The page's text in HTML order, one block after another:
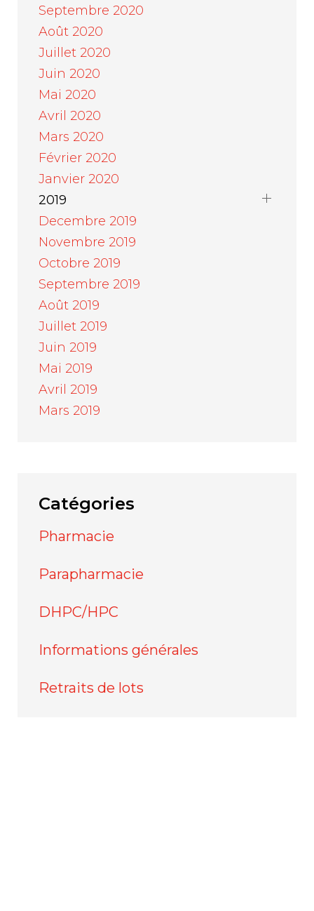
Septembre 2020
Août 2020
Juillet 2020
Juin 2020
Mai 2020
Avril 2020
Mars 2020
Février 2020
Janvier 2020
2019
Decembre 2019
Novembre 2019
Octobre 2019
Septembre 2019
Août 2019
Juillet 2019
Juin 2019
Mai 2019
Avril 2019
Mars 2019
Catégories
Pharmacie
Parapharmacie
DHPC/HPC
Informations générales
Retraits de lots